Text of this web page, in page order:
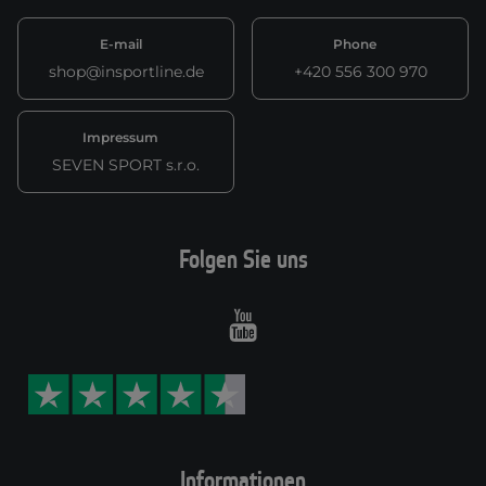
E-mail
shop@insportline.de
Phone
+420 556 300 970
Impressum
SEVEN SPORT s.r.o.
Folgen Sie uns
Youtube